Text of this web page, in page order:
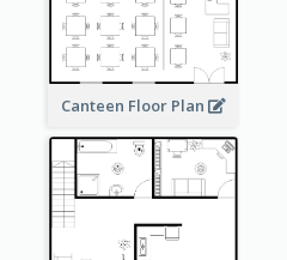
Canteen Floor Plan